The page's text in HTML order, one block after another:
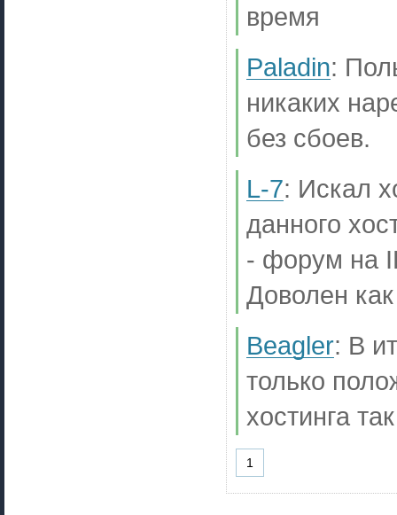
время
Paladin:
никаких
без сбоев.
L-7: Искал
данного
- форум на
Доволен
Beagler: В
только
хостинга
1